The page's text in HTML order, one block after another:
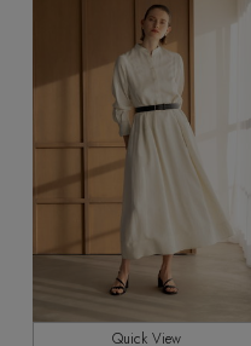
Stay in
ELLE
Quick View